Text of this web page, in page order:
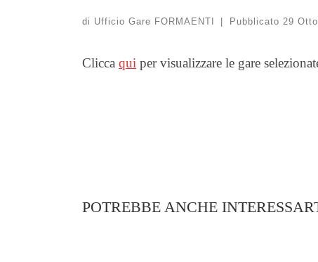
di Ufficio Gare FORMAENTI Pubblicato 29
Clicca qui per visualizzare le gare
POTREBBE ANCHE